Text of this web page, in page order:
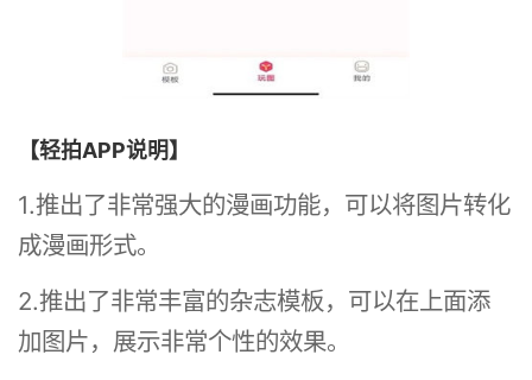
【轻拍APP说明】
1.推出了非常强大的漫画功能，可以将图片转化
成漫画形式。
2.推出了非常丰富的杂志模板，可以在上面添
加图片，展示非常个性的效果。